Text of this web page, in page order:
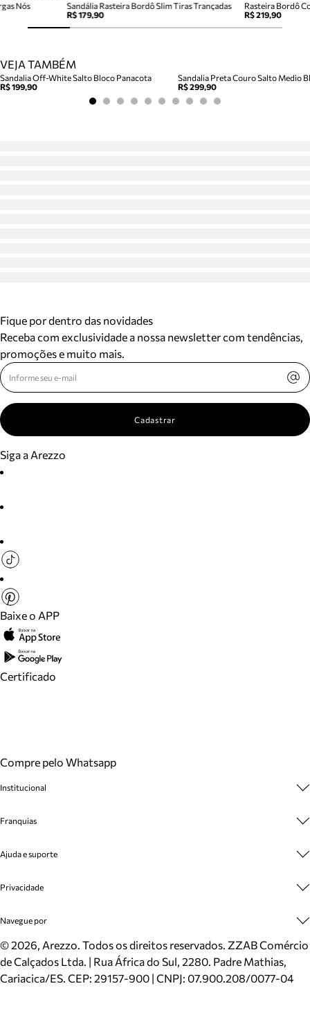
Sandália Rasteira Bordô Slim Tiras Trançadas
R$ 179,90
Rasteira Bordô
R$ 219,90
Nós
VEJA TAMBÉM
Sandalia Off-White Salto Bloco Panacota
R$ 199,90
Sandalia Preta Couro Salto Medio
R$ 299,90
Fique por dentro das novidades
Receba com exclusividade a nossa newsletter com tendências,
promoções e muito mais.
Cadastrar
Siga a Arezzo
Baixe o APP
Certificado
Compre pelo Whatsapp
Institucional
Cashback
Venda Corporativa
Mapa do Site
Inverno
Mundo Arezzo
Franquias
Plano de Negócio
Ajuda e suporte
Cadastro
Meus Pedidos
Trocas e Devoluções
Cartão Presente
Localizador de lojas
Privacidade
Politica e Privacidade
Navegue por
Sapatos
Bolsas
Scarpins
©2026, Arezzo. Todos os direitos reservados. ZZAB Comércio
de Calçados Ltda. | Rua África do Sul, 2280. Padre Mathias,
Cariacica/ES. CEP: 29157-900 | CNPJ: 07.900.208/0077-04